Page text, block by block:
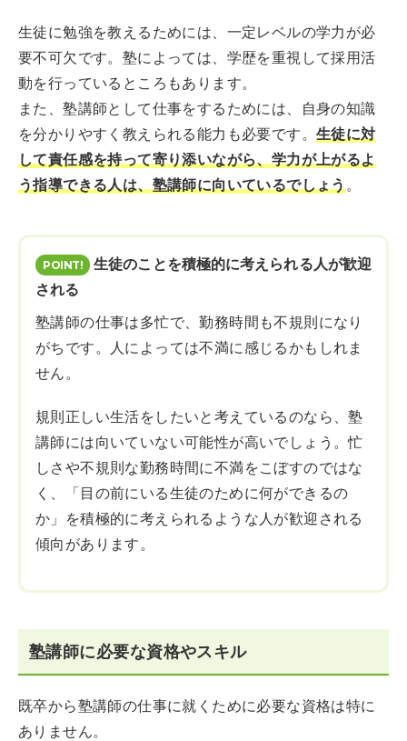
生徒に勉強を教えるためには、一定レベルの学力が必
要不可欠です。塾によっては、学歴を重視して採用活
動を行っているところもあります。
また、塾講師として仕事をするためには、自身の知識
を分かりやすく教えられる能力も必要です。 生徒に対
して責任感を持って寄り添いながら、学力が上がるよ
う指導できる人は、塾講師に向いているでしょう。
生徒のことを積極的に考えられる人が歓迎
される
塾講師の仕事は多忙で、勤務時間も不規則になり
がちです。人によっては不満に感じるかもしれま
せん。
規則正しい生活をしたいと考えているのなら、塾
講師には向いていない可能性が高いでしょう。忙
しさや不規則な勤務時間に不満をこぼすのではな
く、「目の前にいる生徒のために何ができるの
か」を積極的に考えられるような人が歓迎される
傾向があります。
塾講師に必要な資格やスキル
既卒から塾講師の仕事に就くために必要な資格は特に
ありません。